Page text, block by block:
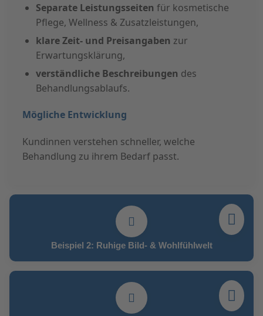
Separate Leistungsseiten für kosmetische
Pflege, Wellness & Zusatzleistungen,
klare Zeit- und Preisangaben zur
Erwartungsklärung,
verständliche Beschreibungen des
Behandlungsablaufs.
Mögliche Entwicklung
Kundinnen verstehen schneller, welche
Behandlung zu ihrem Bedarf passt.
Beispiel 2: Ruhige Bild- & Wohlfühlwelt